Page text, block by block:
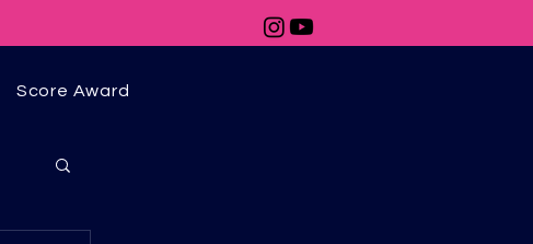
Score Award